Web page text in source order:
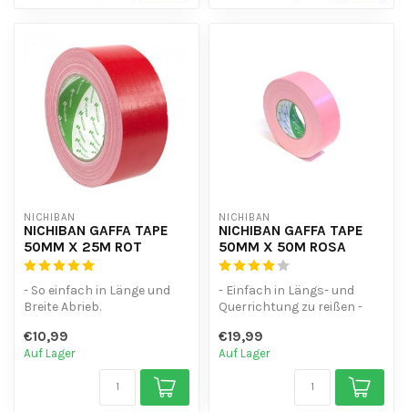
NICHIBAN
NICHIBAN GAFFA TAPE
50MM X 25M ROT
- So einfach in Länge und
Breite Abrieb.
- hinterlässt keine Kl...
€10,99
Auf Lager
NICHIBAN
NICHIBAN GAFFA TAPE
50MM X 50M ROSA
- Einfach in Längs- und
Querrichtung zu reißen -
beim E...
€19,99
Auf Lager